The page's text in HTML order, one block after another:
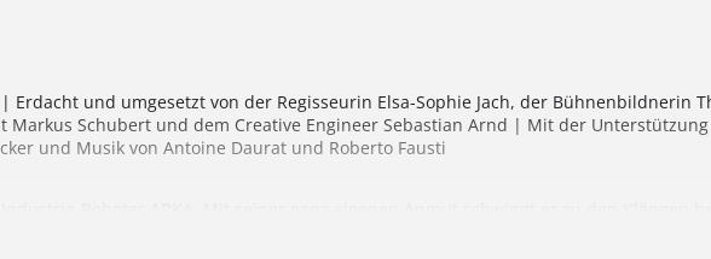
Erdacht und umgesetzt von der Regisseurin Elsa-Sophie Jach, der Bühnenbildnerin
Markus Schubert und dem Creative Engineer Sebastian Arnd | Mit der Unterstützung
und Musik von Antoine Daurat und Roberto Fausti